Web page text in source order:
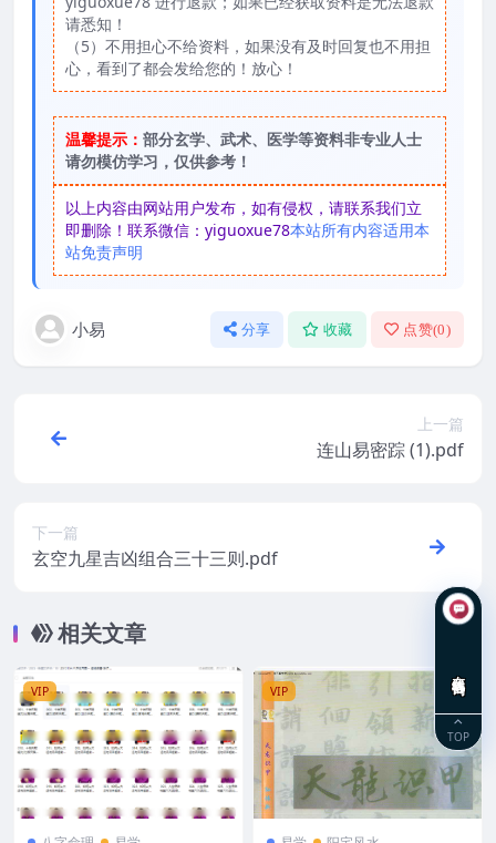
请悉知！
（5）不用担心不给资料，如果没有及时回复也不用担
心，看到了都会发给您的！放心！
温馨提示： 部分玄学、武术、医学等资料非专业人士
请勿模仿学习，仅供参考！
以上内容由网站用户发布，如有侵权，请联系我们立
即删除！联系微信：yiguoxue78本站所有内容适用本
站免责声明
小易 分享 收藏 点赞(0)
上一篇
连山易密踪 (1).pdf
下一篇
玄空九星吉凶组合三十三则.pdf
相关文章
VIP VIP
TOP